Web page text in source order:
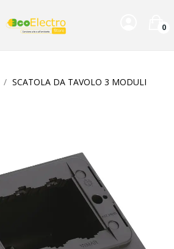
0
SCATOLA DA TAVOLO 3 MODULI